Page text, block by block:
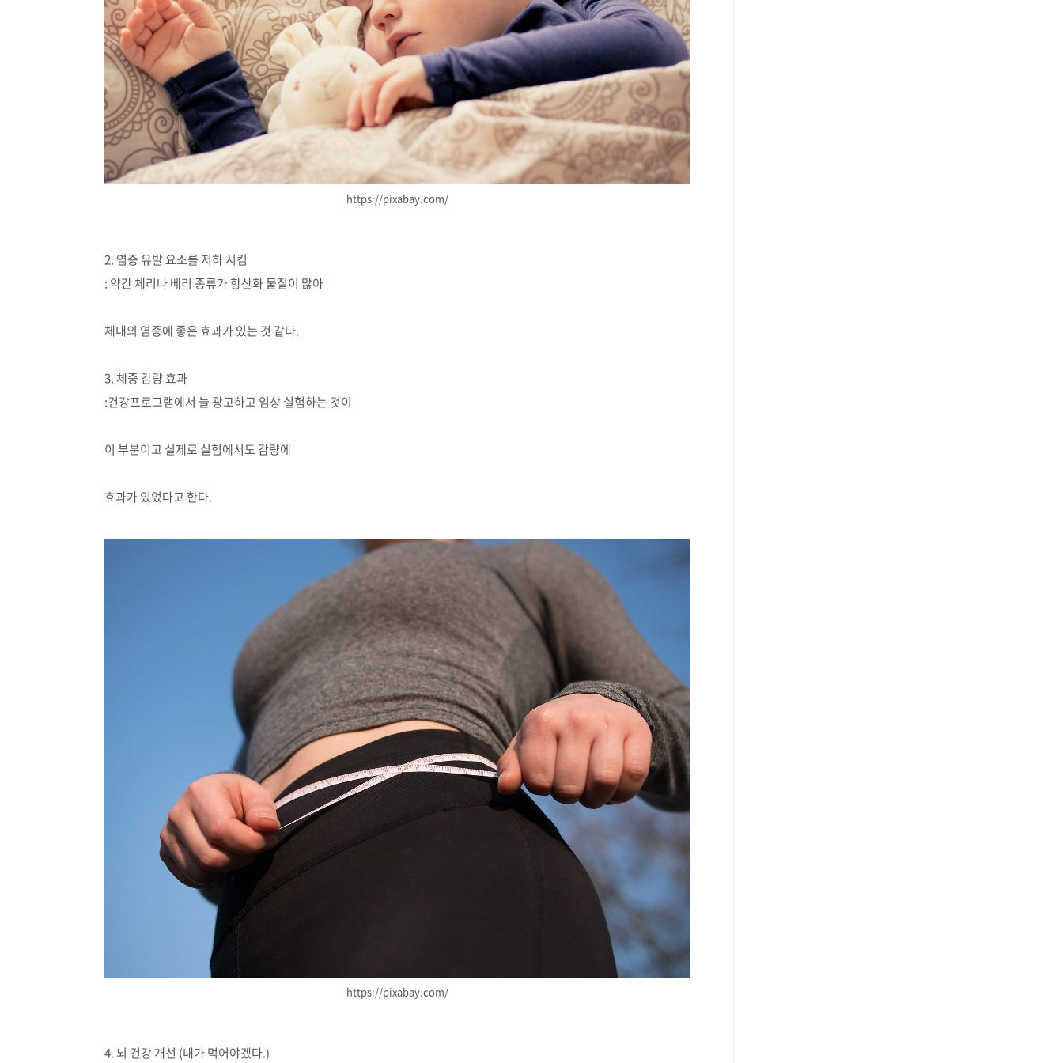
https://pixabay.com/
2. 염증 유발 요소를 저하 시킴
: 약간 체리나 베리 종류가 항산화 물질이 많아
체내의 염증에 좋은 효과가 있는 것 같다.
3. 체중 감량 효과
:건강프로그램에서 늘 광고하고 임상 실험하는 것이
이 부분이고 실제로 실험에서도 감량에
효과가 있었다고 한다.
https://pixabay.com/
4. 뇌 건강 개선 (내가 먹어야겠다.)